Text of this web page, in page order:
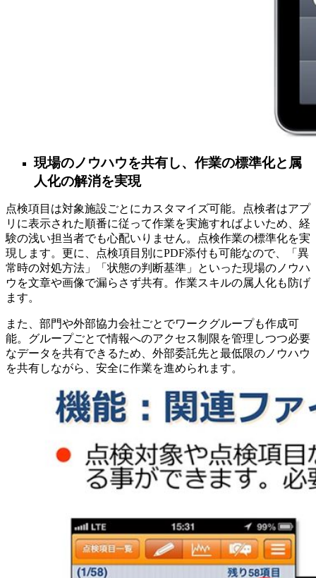
現場のノウハウを共有し、作業の標準化と属
人化の解消を実現
点検項目は対象施設ごとにカスタマイズ可能。点検者はアプ
リに表示された順番に従って作業を実施すればよいため、経
験の浅い担当者でも心配いりません。点検作業の標準化を実
現します。更に、点検項目別にPDF添付も可能なので、「異
常時の対処方法」「状態の判断基準」といった現場のノウハ
ウを文章や画像で漏らさず共有。作業スキルの属人化も防げ
ます。
また、部門や外部協力会社ごとでワークグループも作成可
能。グループごとで情報へのアクセス制限を管理しつつ必要
なデータを共有できるため、外部委託先と最低限のノウハウ
を共有しながら、安全に作業を進められます。